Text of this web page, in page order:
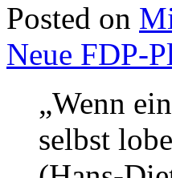
Posted on
Neue FDP-
„Wenn
selbst